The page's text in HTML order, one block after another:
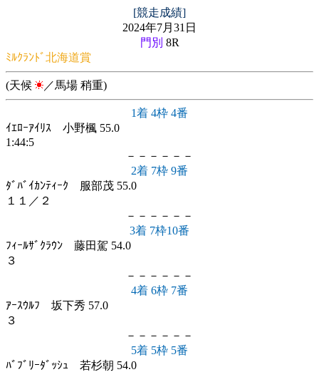
[競走成績]
2024年7月31日
門別 8R
ﾐﾙｸﾗﾝﾄﾞ北海道賞
(天候 ／馬場 稍重)
1着 4枠 4番
ｲｴﾛｰｱｲﾘｽ 小野楓 55.0
1:44:5
－－－－－－
2着 7枠 9番
ﾀﾞﾊﾞｲｶﾝﾃｨｰｸ 服部茂 55.0
１１／２
－－－－－－
3着 7枠10番
ﾌｨｰﾙｻﾞｸﾗｳﾝ 藤田駕 54.0
３
－－－－－－
4着 6枠 7番
ｱｰｽｳﾙﾌ 坂下秀 57.0
３
－－－－－－
5着 5枠 5番
ﾊﾞﾌﾞﾘｰﾀﾞｯｼｭ 若杉朝 54.0